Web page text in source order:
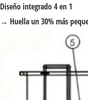
Diseño integrado 4 en 1
→ Huella un 30% más